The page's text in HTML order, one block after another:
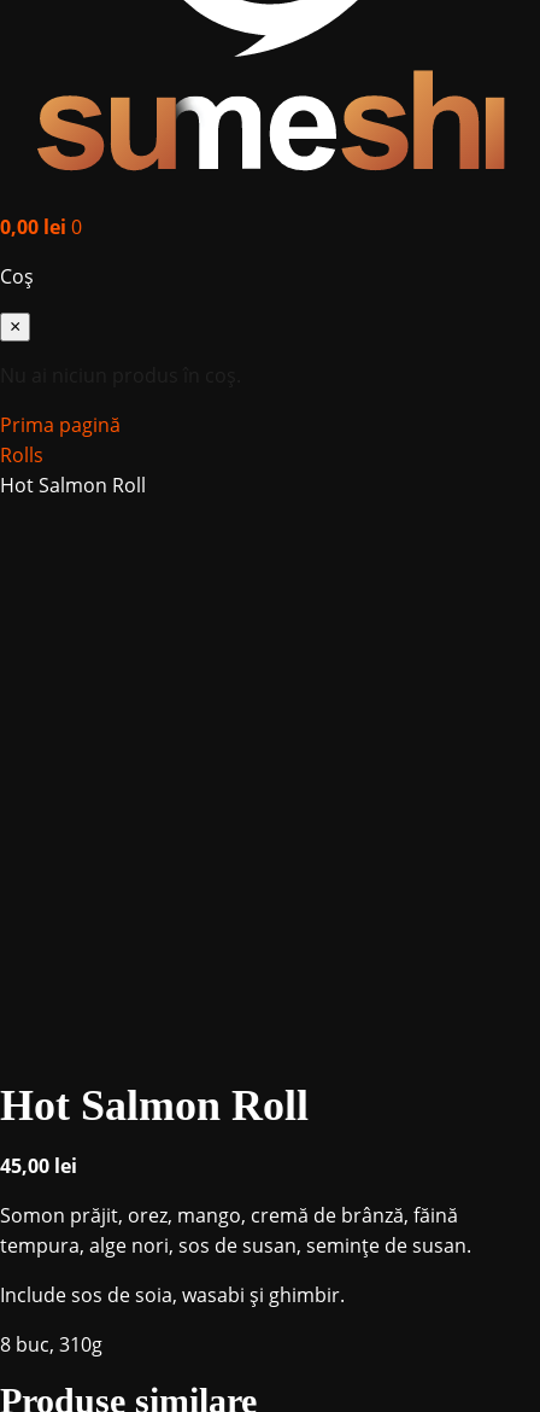
0,00 lei 0
Coș
×
Prima pagină
Rolls
Hot Salmon Roll
Hot Salmon Roll
45,00 lei
Somon prăjit, orez, mango, cremă de brânză, făină
tempura, alge nori, sos de susan, seminţe de susan.
Include sos de soia, wasabi și ghimbir.
8 buc, 310g
Produse similare